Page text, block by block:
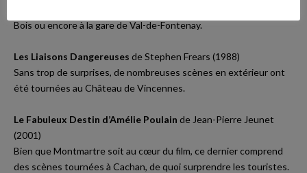
Follow Us
Bois ou encore à la gare de Val-de-Fontenay.
Les Liaisons Dangereuses de Stephen Frears (1988)
Sans trop de surprises, de nombreuses scènes en extérieur ont
été tournées au Château de Vincennes.
Le Fabuleux Destin d’Amélie Poulain de Jean-Pierre Jeunet
(2001)
Bien que Montmartre soit au cœur du film, ce dernier comprend
des scènes tournées à Cachan, de quoi surprendre les touristes.